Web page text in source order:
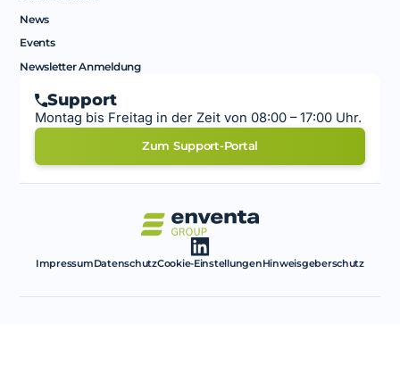
News
Events
Newsletter Anmeldung
Support
Montag bis Freitag in der Zeit von 08:00 – 17:00 Uhr.
Zum Support-Portal
ImpressumDatenschutzCookie-EinstellungenHinweisgeberschutz